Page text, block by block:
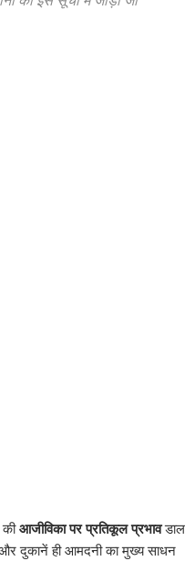
कीआजीविका पर प्रतिकूल प्रभावडाल
और दुकानें ही आमदनी का मुख्य साधन